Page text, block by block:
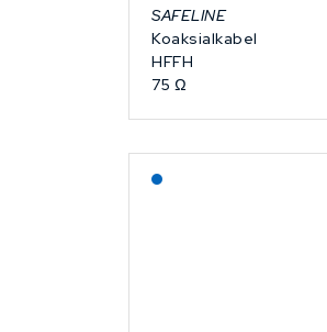
SAFELINE
Koaksialkabel
HFFH
75 Ω